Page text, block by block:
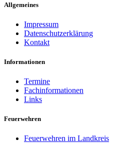
Allgemeines
Impressum
Datenschutzerklärung
Kontakt
Informationen
Termine
Fachinformationen
Links
Feuerwehren
Feuerwehren im Landkreis